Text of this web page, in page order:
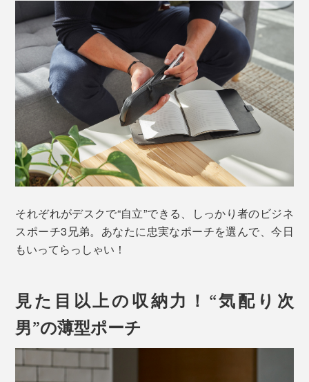
それぞれがデスクで“自立”できる、しっかり者のビジネ
スポーチ3兄弟。あなたに忠実なポーチを選んで、今日
もいってらっしゃい！
見た目以上の収納力！“気配り次
男”の薄型ポーチ